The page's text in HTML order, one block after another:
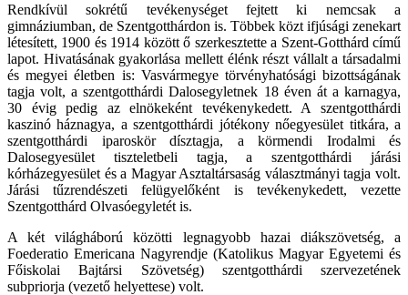
Rendkívül sokrétű tevékenységet fejtett ki nemcsak a
gimnáziumban, de Szentgotthárdon is. Többek közt ifjúsági zenekart
létesített, 1900 és 1914 között ő szerkesztette a Szent-Gotthárd című
lapot. Hivatásának gyakorlása mellett élénk részt vállalt a társadalmi
és megyei életben is: Vasvármegye törvényhatósági bizottságának
tagja volt, a szentgotthárdi Dalosegyletnek 18 éven át a karnagya,
30 évig pedig az elnökeként tevékenykedett. A szentgotthárdi
kaszinó háznagya, a szentgotthárdi jótékony nőegyesület titkára, a
szentgotthárdi iparoskör dísztagja, a körmendi Irodalmi és
Dalosegyesület tiszteletbeli tagja, a szentgotthárdi járási
kórházegyesület és a Magyar Asztaltársaság választmányi tagja volt.
Járási tűzrendészeti felügyelőként is tevékenykedett, vezette
Szentgotthárd Olvasóegyletét is.
A két világháború közötti legnagyobb hazai diákszövetség, a
Foederatio Emericana Nagyrendje (Katolikus Magyar Egyetemi és
Főiskolai Bajtársi Szövetség) szentgotthárdi szervezetének
subpriorja (vezető helyettese) volt.